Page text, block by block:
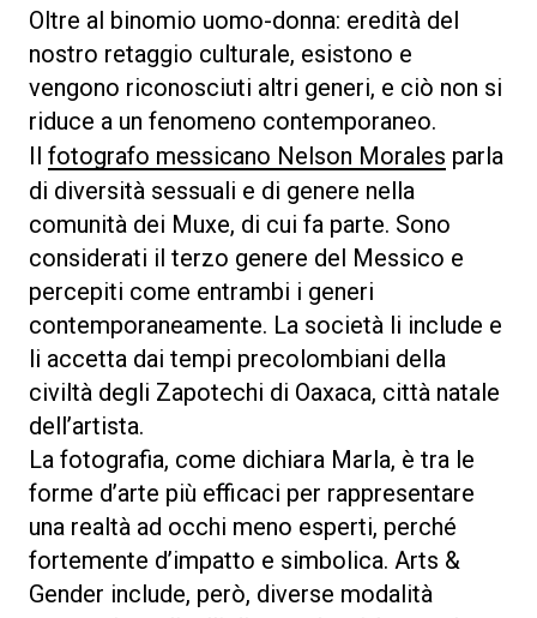
Oltre al binomio uomo-donna: eredità del
nostro retaggio culturale, esistono e
vengono riconosciuti altri generi, e ciò non si
riduce a un fenomeno contemporaneo.
Il fotografo messicano Nelson Morales parla
di diversità sessuali e di genere nella
comunità dei Muxe, di cui fa parte. Sono
considerati il terzo genere del Messico e
percepiti come entrambi i generi
contemporaneamente. La società li include e
li accetta dai tempi precolombiani della
civiltà degli Zapotechi di Oaxaca, città natale
dell’artista.
La fotografia, come dichiara Marla, è tra le
forme d’arte più efficaci per rappresentare
una realtà ad occhi meno esperti, perché
fortemente d’impatto e simbolica. Arts &
Gender include, però, diverse modalità